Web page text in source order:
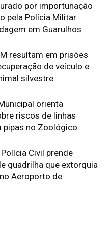
por importunação
pela Polícia Militar
em Guarulhos
resultam em prisões
de veículo e
silvestre
orienta
riscos de linhas
pipas no Zoológico
Civil prende
quadrilha que extorquia
Aeroporto de